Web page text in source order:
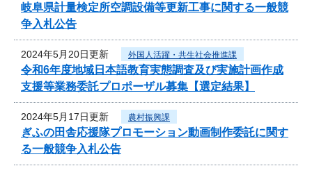
岐阜県計量検定所空調設備等更新工事に関する一般競
争入札公告
2024年5月20日更新 外国人活躍・共生社会推進課
令和6年度地域日本語教育実態調査及び実施計画作成
支援等業務委託プロポーザル募集【選定結果】
2024年5月17日更新 農村振興課
ぎふの田舎応援隊プロモーション動画制作委託に関す
る一般競争入札公告